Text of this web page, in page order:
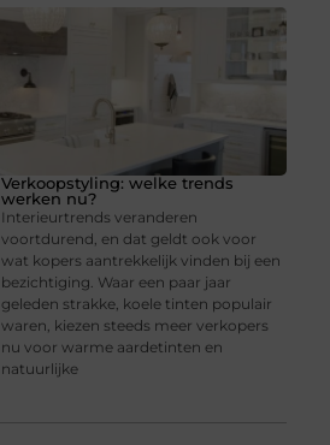
Verkoopstyling: welke trends
werken nu?
Interieurtrends veranderen
voortdurend, en dat geldt ook voor
wat kopers aantrekkelijk vinden bij een
bezichtiging. Waar een paar jaar
geleden strakke, koele tinten populair
waren, kiezen steeds meer verkopers
nu voor warme aardetinten en
natuurlijke